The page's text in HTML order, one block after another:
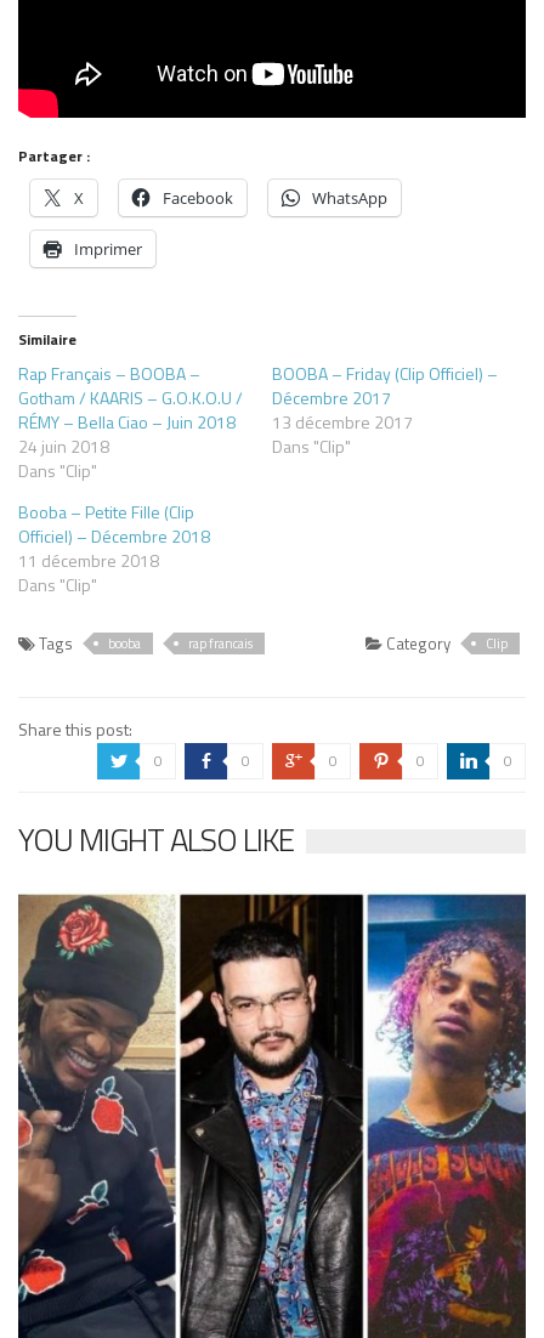
Partager :
X Facebook WhatsApp
Imprimer
Similaire
Rap Français – BOOBA –
Gotham / KAARIS – G.O.K.O.U /
RÉMY – Bella Ciao – Juin 2018
24 juin 2018
Dans "Clip"
BOOBA – Friday (Clip Officiel) –
Décembre 2017
13 décembre 2017
Dans "Clip"
Booba – Petite Fille (Clip
Officiel) – Décembre 2018
11 décembre 2018
Dans "Clip"
Tags booba rap francais Category Clip
Share this post:
a 0 b 0 c 0 d 0 j 0
YOU MIGHT ALSO LIKE